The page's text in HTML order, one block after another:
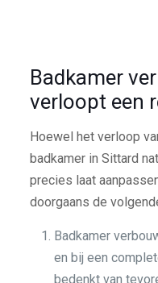
Badkamer
verloopt een
Hoewel het verloop
badkamer in Sittard
precies laat
doorgaans de
Badkamer
en bij een
bedenkt van